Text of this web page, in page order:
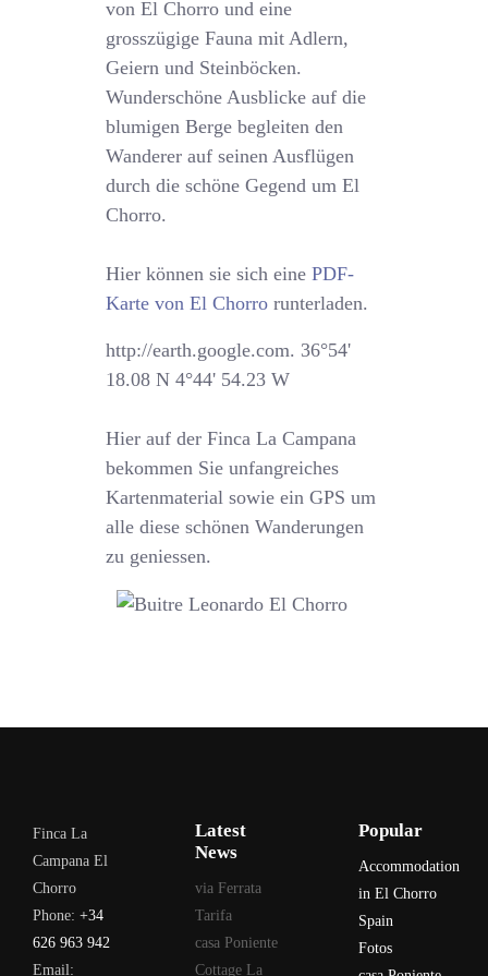
von El Chorro und eine
grosszügige Fauna mit Adlern,
Geiern und Steinböcken.
Wunderschöne Ausblicke auf die
blumigen Berge begleiten den
Wanderer auf seinen Ausflügen
durch die schöne Gegend um El
Chorro.
Hier können sie sich einePDF-
Karte von El Chorro runterladen.
http://earth.google.com. 36°54'
18.08 N 4°44' 54.23 W
Hier auf der Finca La Campana
bekommen Sie unfangreiches
Kartenmaterial sowie ein GPS um
alle diese schönen Wanderungen
zu geniessen.
Finca La
Campana El
Chorro
Phone: +34
626 963 942
Email:
Latest
News
via Ferrata
Tarifa
casa Poniente
Cottage La
Popular
Accommodation
in El Chorro
Spain
Fotos